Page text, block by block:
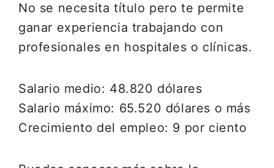
No se necesita título pero te permite
ganar experiencia trabajando con
profesionales en hospitales o clínicas.
Salario medio: 48.820 dólares
Salario máximo: 65.520 dólares o más
Crecimiento del empleo: 9 por ciento